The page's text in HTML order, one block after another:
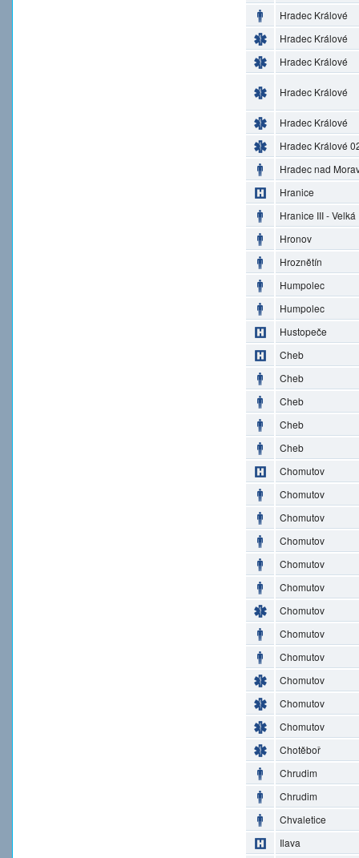
Hradec Králové
Hradec Králové
Hradec Králové
Hradec Králové
Hradec Králové
Hradec Králové
Hradec nad
Hranice
Hranice III - Velká
Hronov
Hroznětín
Humpolec
Humpolec
Hustopeče
Cheb
Cheb
Cheb
Cheb
Cheb
Chomutov
Chomutov
Chomutov
Chomutov
Chomutov
Chomutov
Chomutov
Chomutov
Chomutov
Chomutov
Chomutov
Chomutov
Chotěboř
Chrudim
Chrudim
Chvaletice
Ilava